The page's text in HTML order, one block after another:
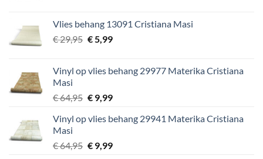
€ 29,95.€ 5,99.
Vlies behang 13091 Cristiana Masi
€29,95 Oorspronkelijke
€ 29,95.
€5,99Huidige
€ 5,99.
Vinyl op vlies behang 29977 Materika Cristiana
Masi
€64,95 Oorspronkelijke
was:
€9,99Huidige
is:
Vinyl op vlies behang 29941 Materika Cristiana
Masi
€64,95 Oorspronkelijke
€9,99Huidige